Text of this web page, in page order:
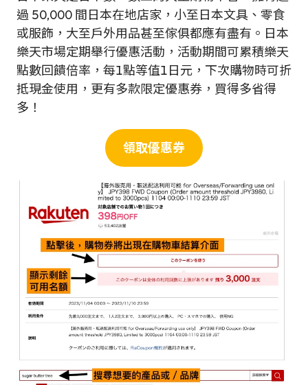
過 50,000 間日本在地店家，小至日本文具、零食
或服飾，大至戶外用品甚至傢俱都應有盡有。日本
樂天市場定期舉行優惠活動，活動期間可累積樂天
點數回饋倍率，每1點等值1日元，下次購物時可折
抵現金使用，更有多款限定優惠券，買得多省得
多！
領取優惠券